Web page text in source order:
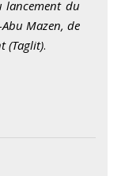
lancement du
Mazen, de
(Taglit).